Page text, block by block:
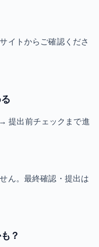
イトからご確認くださ
提出前チェックまで進
ん。最終確認・提出は
？